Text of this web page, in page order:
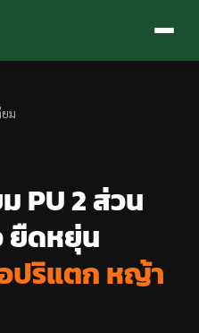
ม
PU 2 ส่วน
ยืดหยุ่น
ปริแตก หญ้า